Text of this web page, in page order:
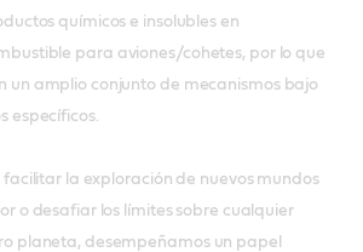
químicos e insolubles en
para aviones/cohetes, por lo que
un amplio conjunto de mecanismos bajo
específicos.
la exploración de nuevos mundos
o desafiar los límites sobre cualquier
planeta, desempeñamos un papel